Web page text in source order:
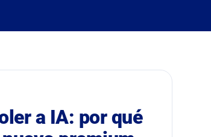
a IA: por qué